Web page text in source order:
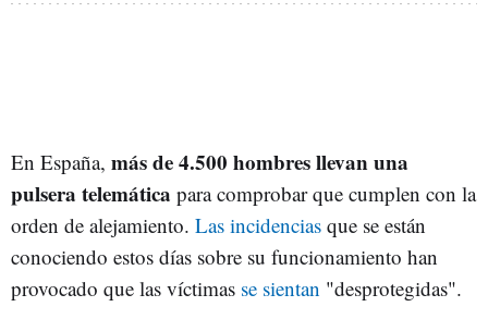
En España, más de 4.500 hombres llevan una
pulsera telemática para comprobar que cumplen con la
orden de alejamiento. Las incidencias que se están
conociendo estos días sobre su funcionamiento han
provocado que las víctimas se sientan "desprotegidas".